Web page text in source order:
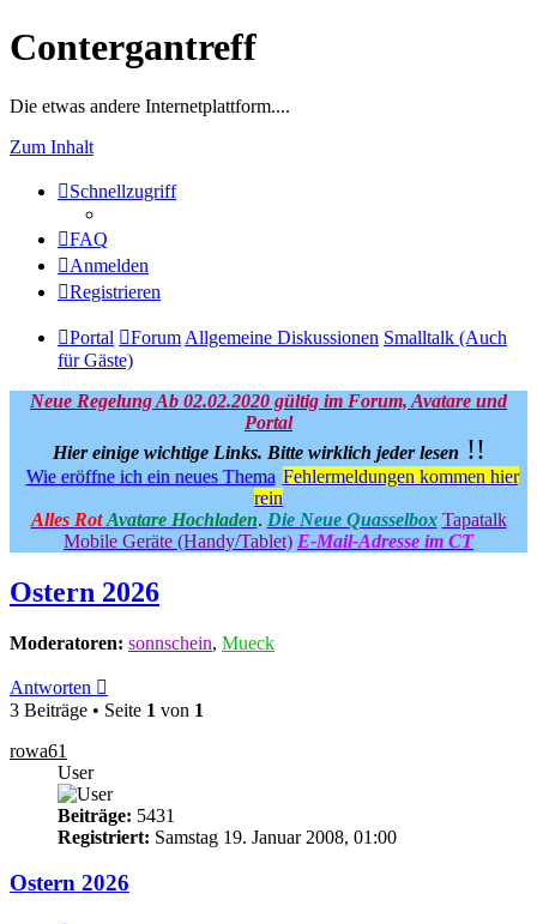
Contergantreff
Die etwas andere Internetplattform....
Zum Inhalt
Schnellzugriff
FAQ
Anmelden
Registrieren
Portal Forum Allgemeine Diskussionen Smalltalk (Auch
für Gäste)
Neue Regelung Ab 02.02.2020 gültig im Forum, Avatare und
Portal
Hier einige wichtige Links. Bitte wirklich jeder lesen !!
Wie eröffne ich ein neues Thema Fehlermeldungen kommen hier
rein
Alles Rot Avatare Hochladen. Die Neue Quasselbox Tapatalk
Mobile Geräte (Handy/Tablet) E-Mail-Adresse im CT
Ostern 2026
Moderatoren: sonnschein, Mueck
Antworten
3 Beiträge • Seite 1 von 1
rowa61
User
Beiträge: 5431
Registriert: Samstag 19. Januar 2008, 01:00
Ostern 2026